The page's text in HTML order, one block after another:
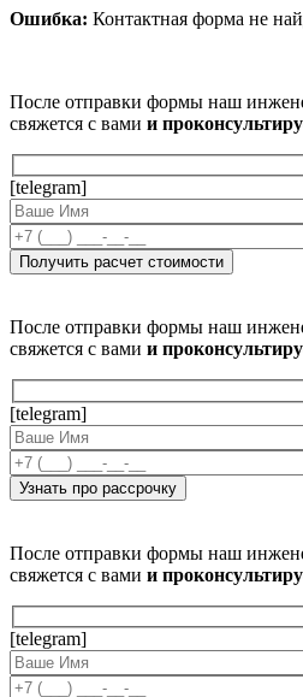
Ошибка: Контактная форма не
После отправки формы наш
свяжется с вами и
[telegram]
После отправки формы наш
свяжется с вами и
[telegram]
После отправки формы наш
свяжется с вами и
[telegram]